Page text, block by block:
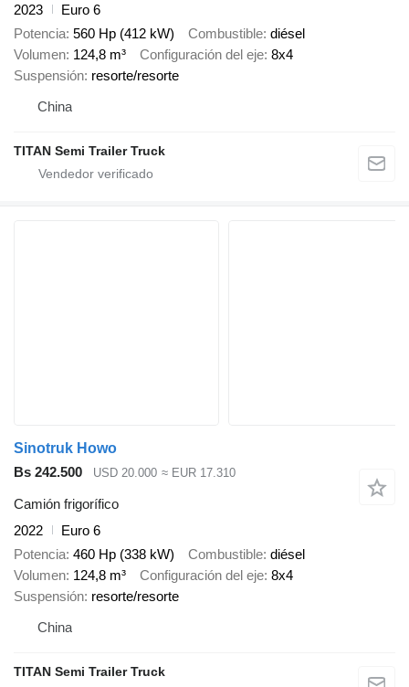
2023
Euro 6
Potencia 560 Hp (412 kW) Combustible diésel
Volumen 124,8 m³ Configuración del eje 8x4
Suspensión resorte/resorte
China
TITAN Semi Trailer Truck
Sinotruk Howo
Bs 242.500
USD 20.000 ≈ EUR 17.310
Camión frigorífico
2022
Euro 6
Potencia 460 Hp (338 kW) Combustible diésel
Volumen 124,8 m³ Configuración del eje 8x4
Suspensión resorte/resorte
China
TITAN Semi Trailer Truck